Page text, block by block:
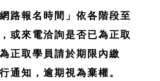
路報名時間」依各階段至
或來電洽詢是否已為正取
正取學員請於期限內繳
通知，逾期視為棄權。